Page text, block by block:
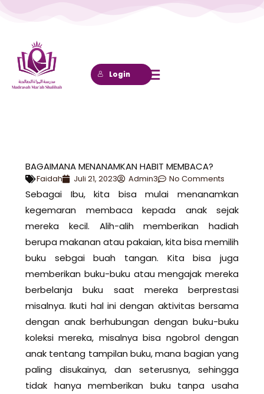
Login
BAGAIMANA MENANAMKAN HABIT MEMBACA?
Faidah Juli 21, 2023 Admin3 No Comments
Sebagai Ibu, kita bisa mulai menanamkan
kegemaran membaca kepada anak sejak
mereka kecil. Alih-alih memberikan hadiah
berupa makanan atau pakaian, kita bisa memilih
buku sebgai buah tangan. Kita bisa juga
memberikan buku-buku atau mengajak mereka
berbelanja buku saat mereka berprestasi
misalnya. Ikuti hal ini dengan aktivitas bersama
dengan anak berhubungan dengan buku-buku
koleksi mereka, misalnya bisa ngobrol dengan
anak tentang tampilan buku, mana bagian yang
paling disukainya, dan seterusnya, sehingga
tidak hanya memberikan buku tanpa usaha